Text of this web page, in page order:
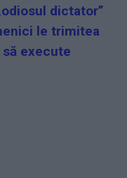
dictator”
le trimitea
execute